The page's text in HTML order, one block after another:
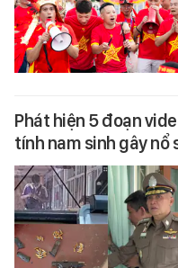
Phát hiện 5 đoạn
tính nam sinh gây nổ